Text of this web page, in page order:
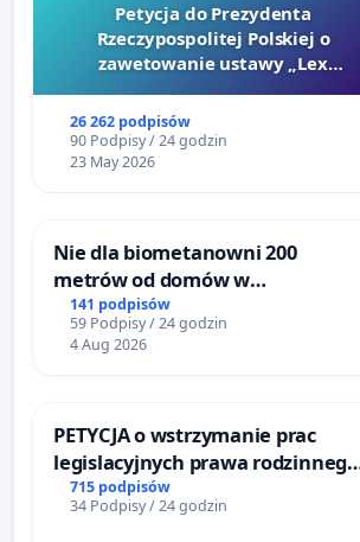
Petycja do Prezydenta
Rzeczypospolitej Polskiej o
zawetowanie ustawy „Lex
26 262 podpisów
90 Podpisy / 24 godzin
23 May 2026
Nie dla biometanowni 200
metrów od domów w
Biernatkach, gm. Wądroże
Wielkie
141 podpisów
59 Podpisy / 24 godzin
4 Aug 2026
PETYCJA o wstrzymanie prac
legislacyjnych prawa rodzinnego
narażających ofiary przemocy
715 podpisów
34 Podpisy / 24 godzin